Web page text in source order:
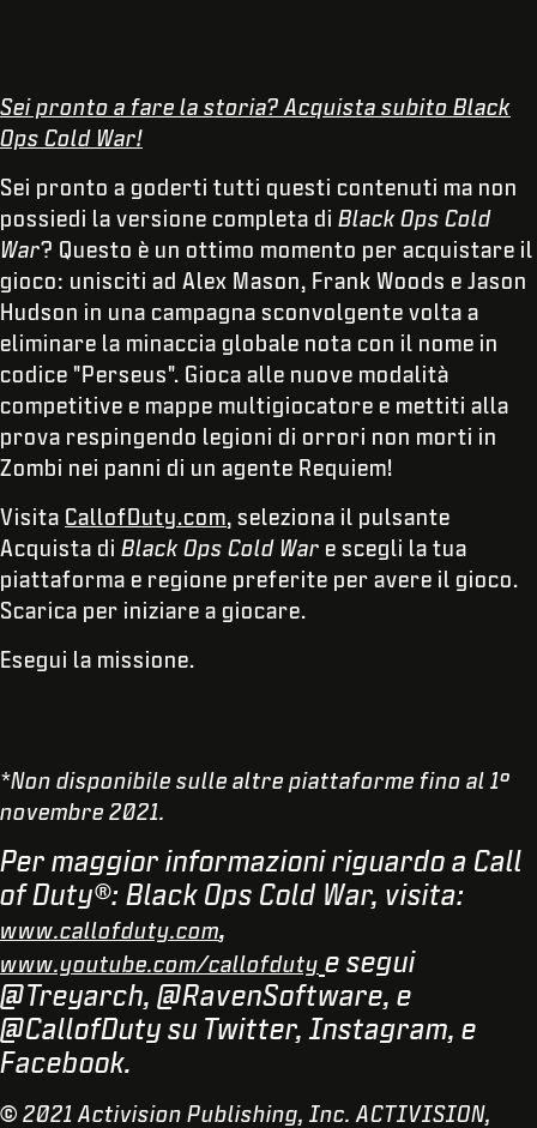
Sei pronto a fare la storia? Acquista subito Black
Ops Cold War!
Sei pronto a goderti tutti questi contenuti ma non
possiedi la versione completa di Black Ops Cold
War? Questo è un ottimo momento per acquistare il
gioco: unisciti ad Alex Mason, Frank Woods e Jason
Hudson in una campagna sconvolgente volta a
eliminare la minaccia globale nota con il nome in
codice "Perseus". Gioca alle nuove modalità
competitive e mappe multigiocatore e mettiti alla
prova respingendo legioni di orrori non morti in
Zombi nei panni di un agente Requiem!
Visita CallofDuty.com, seleziona il pulsante
Acquista di Black Ops Cold War e scegli la tua
piattaforma e regione preferite per avere il gioco.
Scarica per iniziare a giocare.
Esegui la missione.
*Non disponibile sulle altre piattaforme fino al 1°
novembre 2021.
Per maggior informazioni riguardo a Call
of Duty®: Black Ops Cold War, visita:
www.callofduty.com,
www.youtube.com/callofduty e segui
@Treyarch, @RavenSoftware, e
@CallofDuty su Twitter, Instagram, e
Facebook.
© 2021 Activision Publishing, Inc. ACTIVISION,